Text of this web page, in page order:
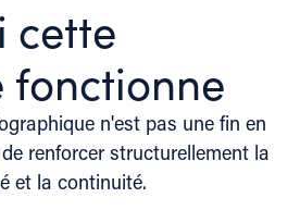
1/5
cette
fonctionne
n'est pas une fin en
renforcer structurellement la
et la continuité.